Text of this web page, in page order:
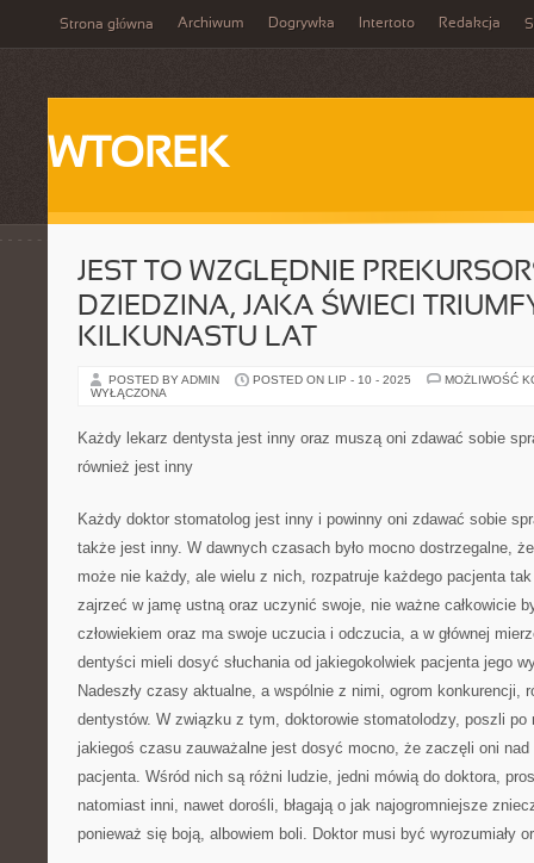
Strona główna Archiwum Dogrywka Intertoto Redakcja
WTOREK
JEST TO WZGLĘDNIE
DZIEDZINA, JAKA ŚWIECI
KILKUNASTU LAT
POSTED BY ADMIN POSTED ON LIP - 10 - 2025
MOŻLIWOŚĆ
WYŁĄCZONA
Każdy lekarz dentysta jest inny oraz muszą oni zdawać sobie
również jest inny
Każdy doktor stomatolog jest inny i powinny oni zdawać sobie
także jest inny. W dawnych czasach było mocno dostrzegalne,
może nie każdy, ale wielu z nich, rozpatruje każdego pacjenta
zajrzeć w jamę ustną oraz uczynić swoje, nie ważne całkowicie
człowiekiem oraz ma swoje uczucia i odczucia, a w głównej
dentyści mieli dosyć słuchania od jakiegokolwiek pacjenta jego
Nadeszły czasy aktualne, a wspólnie z nimi, ogrom konkurencji,
dentystów. W związku z tym, doktorowie stomatolodzy, poszli po
jakiegoś czasu zauważalne jest dosyć mocno, że zaczęli oni
pacjenta. Wśród nich są różni ludzie, jedni mówią do doktora,
natomiast inni, nawet dorośli, błagają o jak najogromniejsze
ponieważ się boją, albowiem boli. Doktor musi być wyrozumiały